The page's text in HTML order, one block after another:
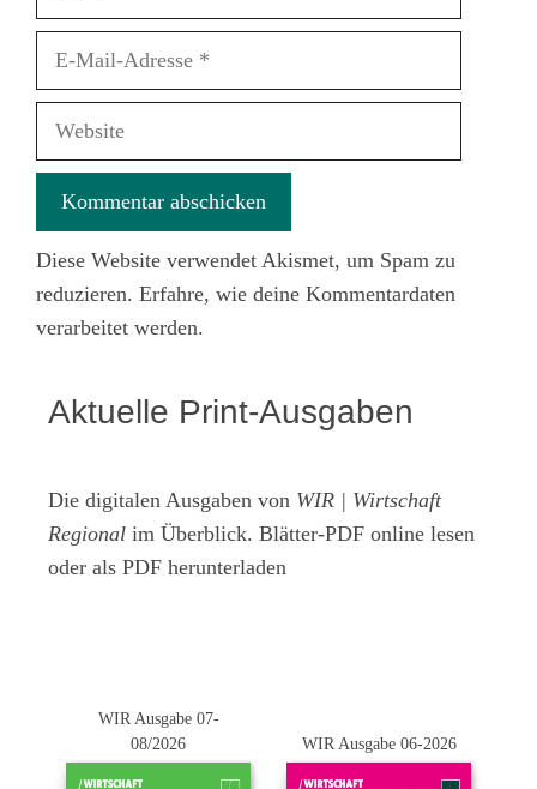
Diese Website verwendet Akismet, um Spam zu
reduzieren. Erfahre, wie deine Kommentardaten
verarbeitet werden.
Aktuelle Print-Ausgaben
Die digitalen Ausgaben von WIR | Wirtschaft
Regional im Überblick. Blätter-PDF online lesen
oder als PDF herunterladen
WIR Ausgabe 07-
08/2026
WIR Ausgabe 06-2026